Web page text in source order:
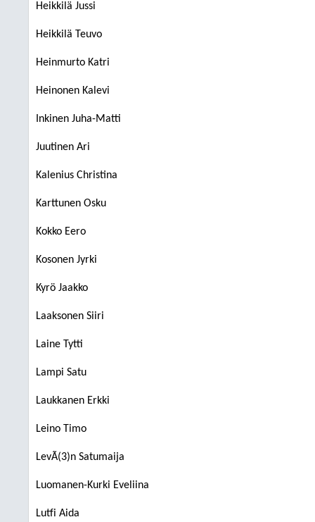
Heikkilä Jussi
Heikkilä Teuvo
Heinmurto Katri
Heinonen Kalevi
Inkinen Juha-Matti
Juutinen Ari
Kalenius Christina
Karttunen Osku
Kokko Eero
Kosonen Jyrki
Kyrö Jaakko
Laaksonen Siiri
Laine Tytti
Lampi Satu
Laukkanen Erkki
Leino Timo
LevÃ(3)n Satumaija
Luomanen-Kurki Eveliina
Lutfi Aida